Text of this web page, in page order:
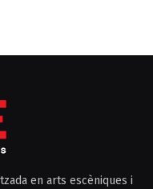
en arts escèniques i